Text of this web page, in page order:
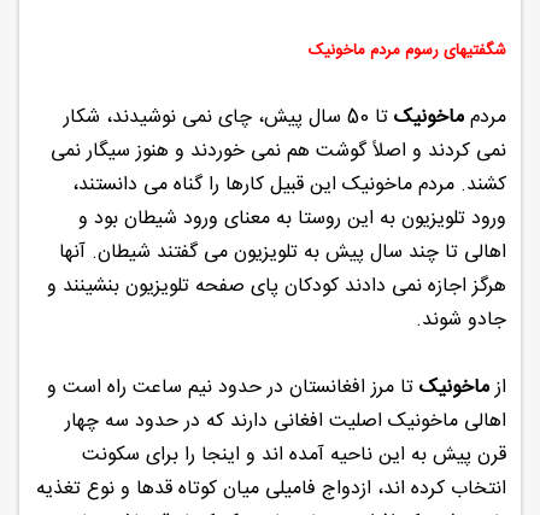
شگفتیهای رسوم مردم ماخونیک
مردمماخونیک
تا 50 سال پیش، چای نمی نوشیدند، شکار
نمی کردند و اصلاً گوشت هم نمی خوردند و هنوز سیگار نمی
کشند. مردم ماخونیک این قبیل کارها را گناه می دانستند،
ورود تلویزیون به این روستا به معنای ورود شیطان بود و
اهالی تا چند سال پیش به تلویزیون می گفتند شیطان. آنها
هرگز اجازه نمی دادند کودکان پای صفحه تلویزیون بنشینند و
جادو شوند.
ازماخونیکتا مرز افغانستان در حدود نیم ساعت راه است و
اهالی ماخونیک اصلیت افغانی دارند که در حدود سه چهار
قرن پیش به این ناحیه آمده اند و اینجا را برای سکونت
انتخاب کرده اند، ازدواج فامیلی میان کوتاه قدها و نوع تغذیه